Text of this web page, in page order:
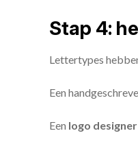
Stap 4:
Lettertypes
Een
Een logo designer